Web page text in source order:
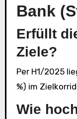
Bank
Erfüllt
Ziele?
Per H1/2025
%) im
Wie